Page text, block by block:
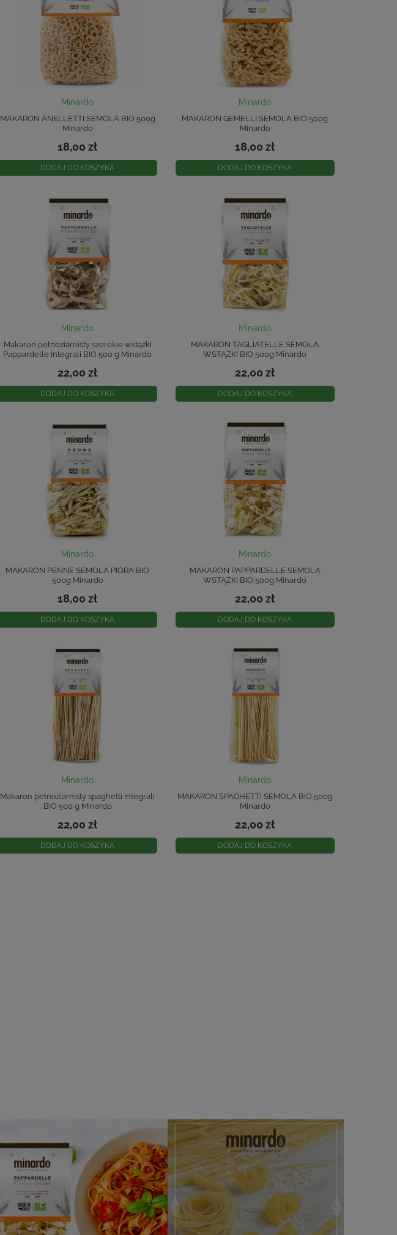
Minardo
MAKARON ANELLETTI SEMOLA BIO 500g
Minardo
18,00 zł
DODAJ DO KOSZYKA
Minardo
MAKARON GEMELLI SEMOLA BIO 500g
Minardo
18,00 zł
DODAJ DO KOSZYKA
Minardo
Makaron pełnoziarnisty szerokie wstążki
Pappardelle Integrali BIO 500 g Minardo
22,00 zł
DODAJ DO KOSZYKA
Minardo
MAKARON TAGLIATELLE SEMOLA
WSTĄŻKI BIO 500g Minardo
22,00 zł
DODAJ DO KOSZYKA
Minardo
MAKARON PENNE SEMOLA PIÓRA BIO
500g Minardo
18,00 zł
DODAJ DO KOSZYKA
Minardo
MAKARON PAPPARDELLE SEMOLA
WSTĄŻKI BIO 500g Minardo
22,00 zł
DODAJ DO KOSZYKA
Minardo
Makaron pełnoziarnisty spaghetti Integrali
BIO 500 g Minardo
22,00 zł
DODAJ DO KOSZYKA
Minardo
MAKARON SPAGHETTI SEMOLA BIO 500g
Minardo
22,00 zł
DODAJ DO KOSZYKA